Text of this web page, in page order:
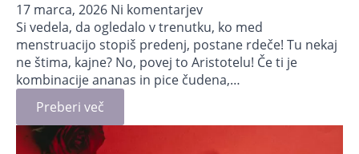
17 marca, 2026 Ni komentarjev
Si vedela, da ogledalo v trenutku, ko med
menstruacijo stopiš predenj, postane rdeče! Tu nekaj
ne štima, kajne? No, povej to Aristotelu! Če ti je
kombinacije ananas in pice čudena,…
Preberi več